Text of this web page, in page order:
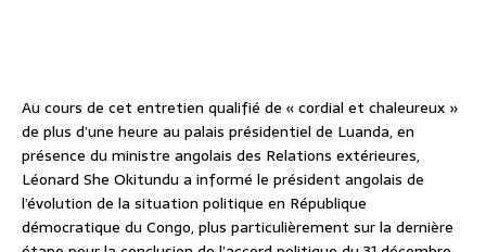
Au cours de cet entretien qualifié de « cordial et chaleureux »
de plus d’une heure au palais présidentiel de Luanda, en
présence du ministre angolais des Relations extérieures,
Léonard She Okitundu a informé le président angolais de
l’évolution de la situation politique en République
démocratique du Congo, plus particulièrement sur la dernière